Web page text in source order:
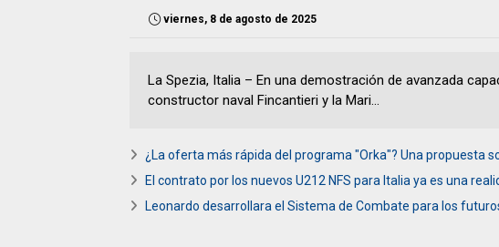
viernes, 8 de agosto de 2025
La Spezia, Italia – En una demostración de avanzada
constructor naval Fincantieri y la Mari...
¿La oferta más rápida del programa "Orka"? Una propuesta
El contrato por los nuevos U212 NFS para Italia ya es una
Leonardo desarrollara el Sistema de Combate para los